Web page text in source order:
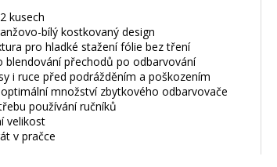
kusech
bílý kostkovaný design
pro hladké stažení fólie bez tření
blendování přechodů po odbarvování
i ruce před podrážděním a poškozením
množství zbytkového odbarvovače
používání ručníků
velikost
v pračce